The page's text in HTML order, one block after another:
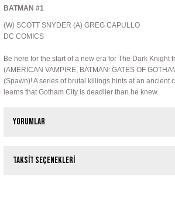
BATMAN #1
(W) SCOTT SNYDER (A) GREG CAPULLO
DC COMICS
Be here for the start of a new era for The Dark Knight
(AMERICAN VAMPIRE, BATMAN: GATES OF
(Spawn)! A series of brutal killings hints at an ancient
learns that Gotham City is deadlier than he knew.
Yorumlar
Taksit Seçenekleri